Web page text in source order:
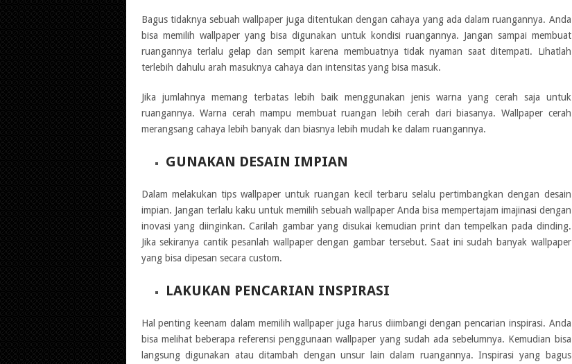
Bagus tidaknya sebuah wallpaper juga ditentukan dengan cahaya yang ada dalam ruangannya. Anda
bisa memilih wallpaper yang bisa digunakan untuk kondisi ruangannya. Jangan sampai membuat
ruangannya terlalu gelap dan sempit karena membuatnya tidak nyaman saat ditempati. Lihatlah
terlebih dahulu arah masuknya cahaya dan intensitas yang bisa masuk.
Jika jumlahnya memang terbatas lebih baik menggunakan jenis warna yang cerah saja untuk
ruangannya. Warna cerah mampu membuat ruangan lebih cerah dari biasanya. Wallpaper cerah
merangsang cahaya lebih banyak dan biasnya lebih mudah ke dalam ruangannya.
GUNAKAN DESAIN IMPIAN
Dalam melakukan tips wallpaper untuk ruangan kecil terbaru selalu pertimbangkan dengan desain
impian. Jangan terlalu kaku untuk memilih sebuah wallpaper Anda bisa mempertajam imajinasi dengan
inovasi yang diinginkan. Carilah gambar yang disukai kemudian print dan tempelkan pada dinding.
Jika sekiranya cantik pesanlah wallpaper dengan gambar tersebut. Saat ini sudah banyak wallpaper
yang bisa dipesan secara custom.
LAKUKAN PENCARIAN INSPIRASI
Hal penting keenam dalam memilih wallpaper juga harus diimbangi dengan pencarian inspirasi. Anda
bisa melihat beberapa referensi penggunaan wallpaper yang sudah ada sebelumnya. Kemudian bisa
langsung digunakan atau ditambah dengan unsur lain dalam ruangannya. Inspirasi yang bagus